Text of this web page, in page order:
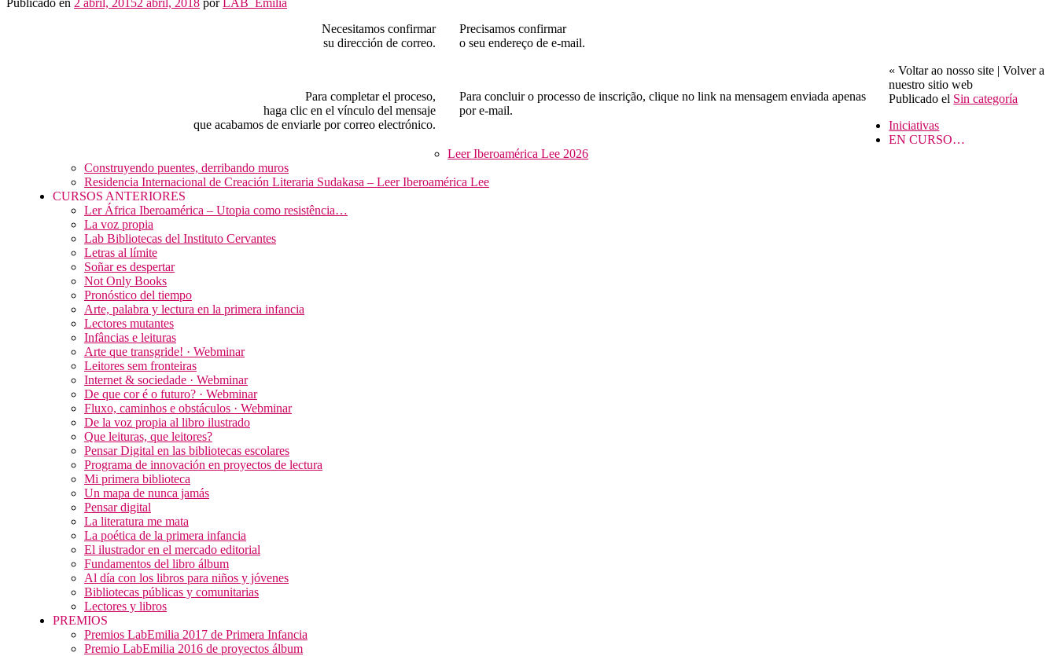
Necesitamos confirmar
su dirección de correo.
Para completar el proceso,
haga clic en el vínculo del mensaje
que acabamos de enviarle por correo electrónico.
Precisamos confirmar
o seu endereço de e-mail.
Para concluir o processo de inscrição, clique no link na mensagem enviada apenas
por e-mail.
« Voltar ao nosso site | Volver a
nuestro sitio web
Publicado el Sin categoría
Iniciativas
EN CURSO…
Leer Iberoamérica Lee 2026
Construyendo puentes, derribando muros
Residencia Internacional de Creación Literaria Sudakasa – Leer Iberoamérica Lee
CURSOS ANTERIORES
Ler África Iberoamérica – Utopia como resistência…
La voz propia
Lab Bibliotecas del Instituto Cervantes
Letras al límite
Soñar es despertar
Not Only Books
Pronóstico del tiempo
Arte, palabra y lectura en la primera infancia
Lectores mutantes
Infâncias e leituras
Arte que transgride! · Webminar
Leitores sem fronteiras
Internet & sociedade · Webminar
De que cor é o futuro? · Webminar
Fluxo, caminhos e obstáculos · Webminar
De la voz propia al libro ilustrado
Que leituras, que leitores?
Pensar Digital en las bibliotecas escolares
Programa de innovación en proyectos de lectura
Mi primera biblioteca
Un mapa de nunca jamás
Pensar digital
La literatura me mata
La poética de la primera infancia
El ilustrador en el mercado editorial
Fundamentos del libro álbum
Al día con los libros para niños y jóvenes
Bibliotecas públicas y comunitarias
Lectores y libros
PREMIOS
Premios LabEmilia 2017 de Primera Infancia
Premio LabEmilia 2016 de proyectos álbum